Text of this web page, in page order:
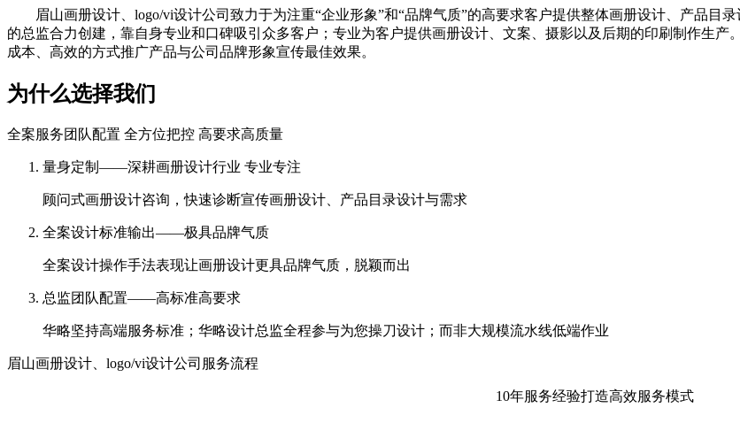
眉山画册设计、logo/vi设计公司致力于为注重“企业形象”和“品牌气质”的高要求客户提供整体画册设计、产品目
的总监合力创建，靠自身专业和口碑吸引众多客户；专业为客户提供画册设计、文案、摄影以及后期的印刷制作生
成本、高效的方式推广产品与公司品牌形象宣传最佳效果。
为什么选择我们
全案服务团队配置 全方位把控 高要求高质量
量身定制——深耕画册设计行业 专业专注
顾问式画册设计咨询，快速诊断宣传画册设计、产品目录设计与需求
全案设计标准输出——极具品牌气质
全案设计操作手法表现让画册设计更具品牌气质，脱颖而出
总监团队配置——高标准高要求
华略坚持高端服务标准；华略设计总监全程参与为您操刀设计；而非大规模流水线低端作业
眉山画册设计、logo/vi设计公司服务流程
10年服务经验打造高效服务模式